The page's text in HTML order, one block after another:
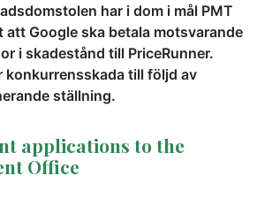
har i dom i mål PMT
Google ska betala motsvarande
i skadestånd till PriceRunner.
konkurrensskada till följd av
ställning.
applications to the
Office